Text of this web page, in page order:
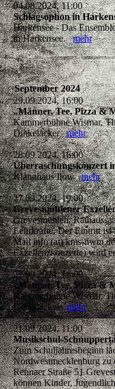
04.08.2024, 11:00
Schlagsophon in
Harkensee - Das
in Harkensee.mehr
September 2024
29.09.2024, 16:00
„Männer, Tee, Pizza &
Kammerbühne Wismar,
Dinkelackermehr
28.09.2024, 16:00
Überraschungskonzert
Klanghaus Ilowmehr
27.09.2024, 19:00
Grevesmühlener
Grevesmühlen,
Lehrkräfte. Der Eintritt ist
Mail info (at) kms-
Exzellenzkonzerte) wird
22.09.2024, 16:00
„Männer, Tee, Pizza &
Kammerbühne Wismar,
Dinkelackermehr
21.09.2024, 11:00
Musikschul-
Zum Schuljahresbeginn
Nordwestmecklenburg zu
Rehnaer Straße 51
können Kinder,